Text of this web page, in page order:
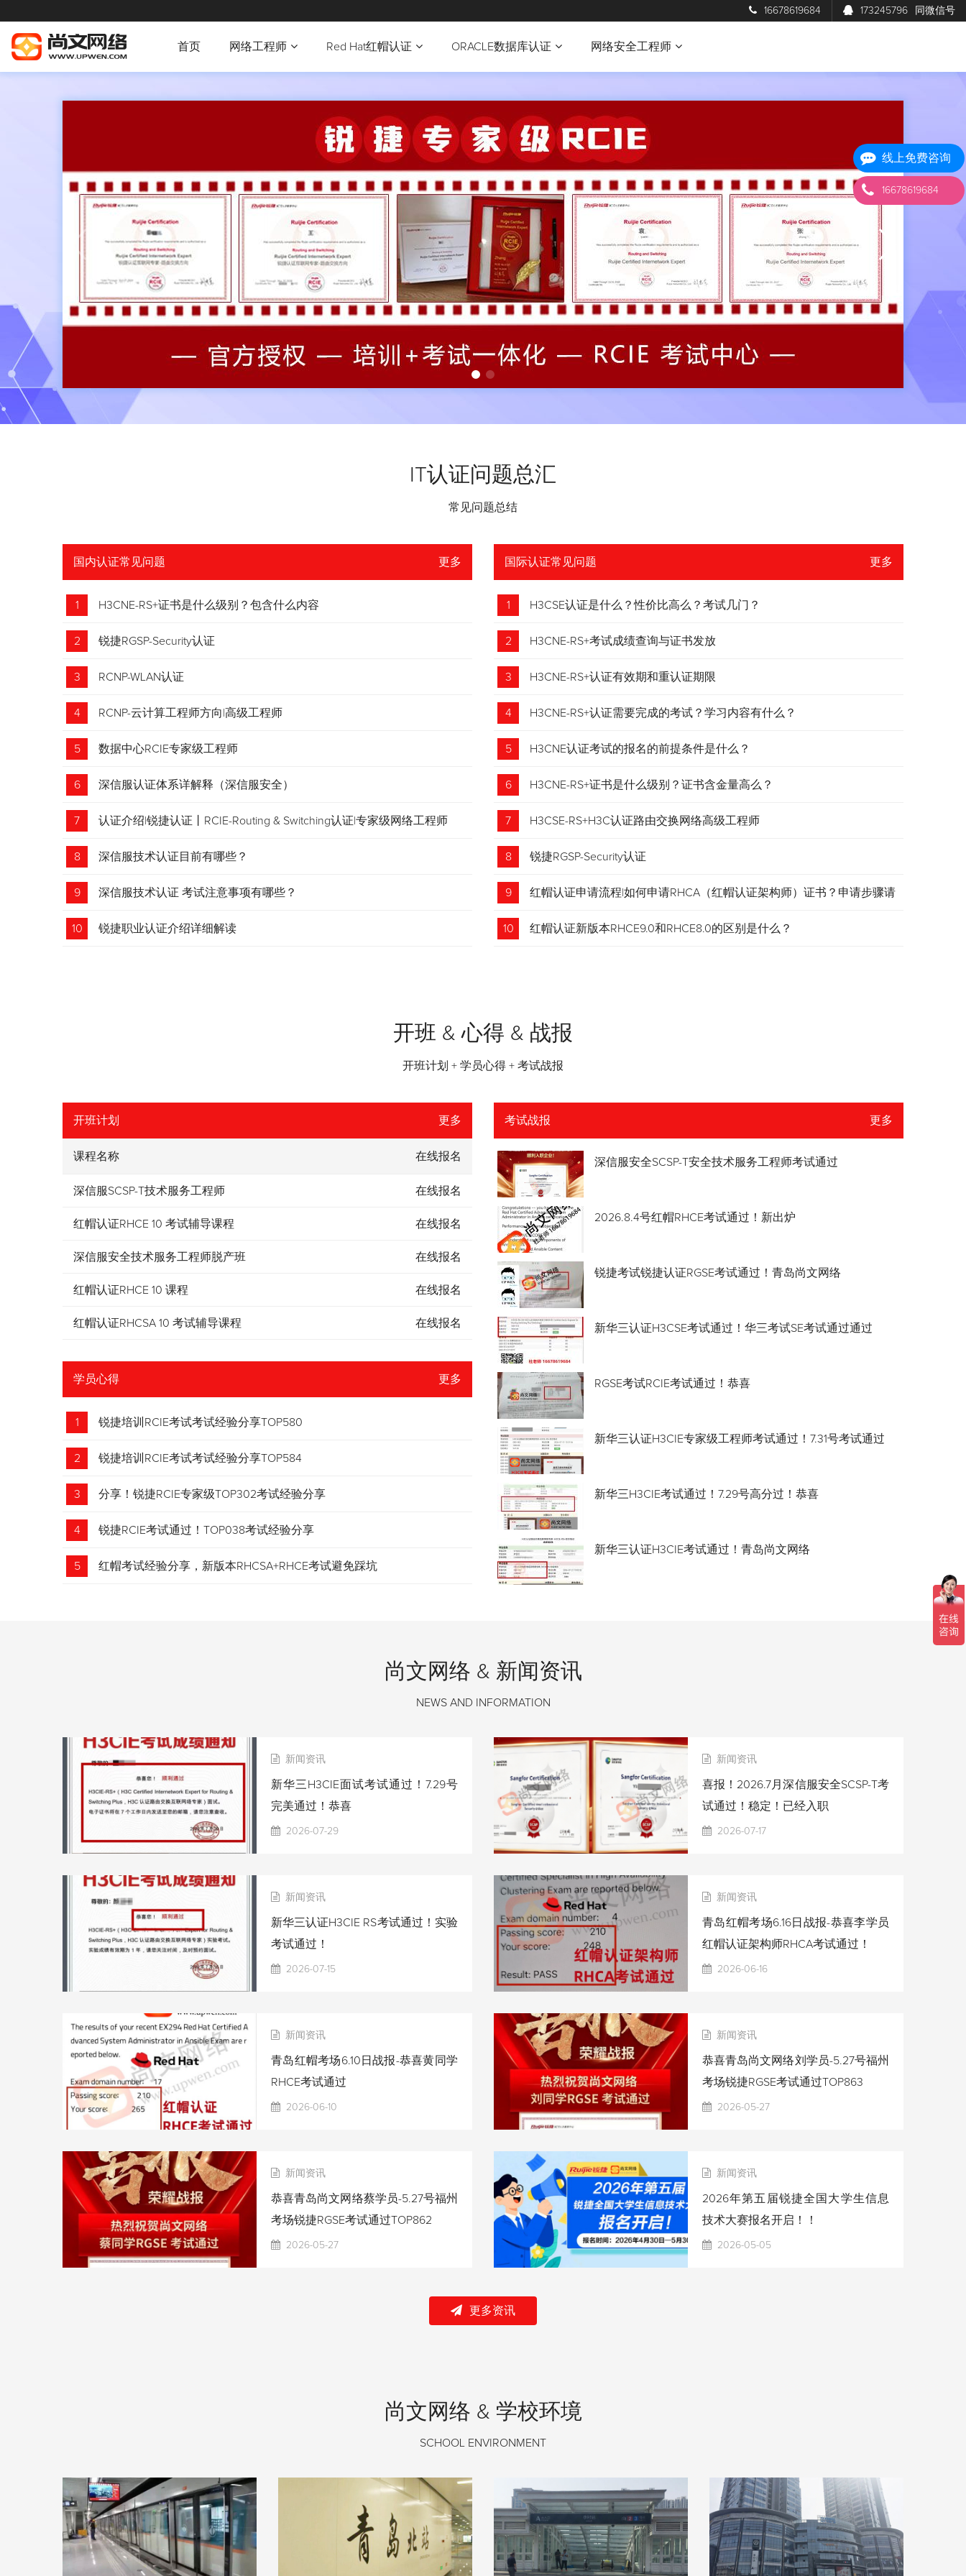
16678619684 173245796 同微信号
首页 网络工程师 Red Hat红帽认证 ORACLE数据库认证 网络安全工程师
IT认证问题总汇
常见问题总结
国内认证常见问题 更多
1 H3CNE-RS+证书是什么级别？包含什么内容
2 锐捷RGSP-Security认证
3 RCNP-WLAN认证
4 RCNP-云计算工程师方向|高级工程师
5 数据中心RCIE专家级工程师
6 深信服认证体系详解释（深信服安全）
7 认证介绍|锐捷认证丨RCIE-Routing & Switching认证|专家级网络工程师
8 深信服技术认证目前有哪些？
9 深信服技术认证 考试注意事项有哪些？
10 锐捷职业认证介绍详细解读
国际认证常见问题 更多
1 H3CSE认证是什么？性价比高么？考试几门？
2 H3CNE-RS+考试成绩查询与证书发放
3 H3CNE-RS+认证有效期和重认证期限
4 H3CNE-RS+认证需要完成的考试？学习内容有什么？
5 H3CNE认证考试的报名的前提条件是什么？
6 H3CNE-RS+证书是什么级别？证书含金量高么？
7 H3CSE-RS+H3C认证路由交换网络高级工程师
8 锐捷RGSP-Security认证
9 红帽认证申请流程|如何申请RHCA（红帽认证架构师）证书？申请步骤请
收藏！
10 红帽认证新版本RHCE9.0和RHCE8.0的区别是什么？
开班 & 心得 & 战报
开班计划 + 学员心得 + 考试战报
开班计划 更多
课程名称 在线报名
深信服SCSP-T技术服务工程师 在线报名
红帽认证RHCE 10 考试辅导课程 在线报名
深信服安全技术服务工程师脱产班 在线报名
红帽认证RHCE 10 课程 在线报名
红帽认证RHCSA 10 考试辅导课程 在线报名
学员心得 更多
1 锐捷培训RCIE考试考试经验分享TOP580
2 锐捷培训RCIE考试考试经验分享TOP584
3 分享！锐捷RCIE专家级TOP302考试经验分享
4 锐捷RCIE考试通过！TOP038考试经验分享
5 红帽考试经验分享，新版本RHCSA+RHCE考试避免踩坑
考试战报 更多
深信服安全SCSP-T安全技术服务工程师考试通过
2026.8.4号红帽RHCE考试通过！新出炉
锐捷考试锐捷认证RGSE考试通过！青岛尚文网络
新华三认证H3CSE考试通过！华三考试SE考试通过通过
RGSE考试RCIE考试通过！恭喜
新华三认证H3CIE专家级工程师考试通过！7.31号考试通过
新华三H3CIE考试通过！7.29号高分过！恭喜
新华三认证H3CIE考试通过！青岛尚文网络
尚文网络 & 新闻资讯
NEWS AND INFORMATION
新闻资讯
新华三H3CIE面试考试通过！7.29号
完美通过！恭喜
2026-07-29
新闻资讯
喜报！2026.7月深信服安全SCSP-T考
试通过！稳定！已经入职
2026-07-17
新闻资讯
新华三认证H3CIE RS考试通过！实验
考试通过！
2026-07-15
新闻资讯
青岛红帽考场6.16日战报-恭喜李学员
红帽认证架构师RHCA考试通过！
2026-06-16
新闻资讯
青岛红帽考场6.10日战报-恭喜黄同学
RHCE考试通过
2026-06-10
新闻资讯
恭喜青岛尚文网络刘学员-5.27号福州
考场锐捷RGSE考试通过TOP863
2026-05-27
新闻资讯
恭喜青岛尚文网络蔡学员-5.27号福州
考场锐捷RGSE考试通过TOP862
2026-05-27
新闻资讯
2026年第五届锐捷全国大学生信息
技术大赛报名开启！！
2026-05-05
更多资讯
尚文网络 & 学校环境
SCHOOL ENVIRONMENT
线上免费咨询
16678619684